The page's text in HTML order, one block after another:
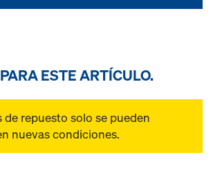
ESTE ARTÍCULO.
de repuesto solo se pueden
nuevas condiciones.